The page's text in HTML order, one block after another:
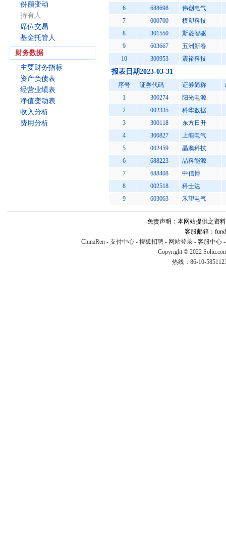
份额变动
持有人
席位交易
基金托管人
财务数据
主要财务指标
资产负债表
经营业绩表
净值变动表
收入分析
费用分析
6
688698
伟创电气
7
000700
模塑科技
8
301550
斯菱智驱
9
603667
五洲新春
10
300953 震裕科技
报表日期2023-03-31
序号 证券代码 证券简称
1
300274
阳光电源
2
002335
科华数据
3
300118
东方日升
4
300827
上能电气
5
002459
晶澳科技
6
688223
晶科能源
7
688408
中信博
8
002518
科士达
9
603063 禾望电气
免责声明：本网站提供之资
客服邮箱：
ChinaRen - 支付中心 - 搜狐招聘 - 网站登录 - 客服中心
Copyright © 2022
热线：86-10-